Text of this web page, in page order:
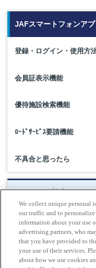
JAFスマートフォンアプ
登録・ログイン・使用方
会員証表示機能
優待施設検索機能
ﾛｰﾄﾞｻｰﾋﾞｽ要請機能
不具合と思ったら
キーワード検索
We collect unique personal
our traffic and to personalize
information about your use
advertising partners, who
that you have provided to
your use of their services.
about how we use cookies